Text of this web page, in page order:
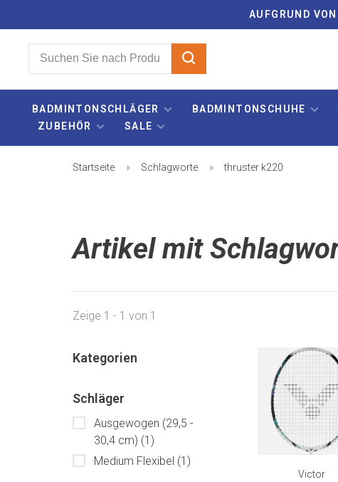
AUFGRUND
BADMINTONSCHLÄGER BADMINTONSCHUHE
ZUBEHÖR
SALE
Startseite Schlagworte thruster k220
Artikel mit
Zeige 1 - 1 von 1
Kategorien
Schläger
Ausgewogen (29,5 -
30,4 cm) (1)
Medium Flexibel (1)
Victor